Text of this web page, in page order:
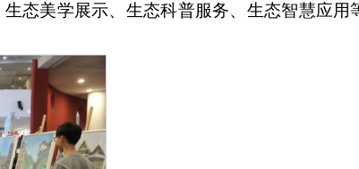
态美学展示、生态科普服务、生态智慧应用